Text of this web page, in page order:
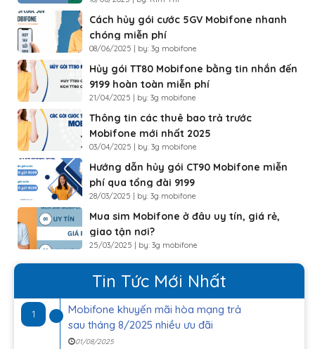
Cách hủy gói cước 5GV Mobifone nhanh
chóng miễn phí
08/06/2025 | by: 3g mobifone
Hủy gói TT80 Mobifone bằng tin nhắn đến
9199 hoàn toàn miễn phí
21/04/2025 | by: 3g mobifone
Thông tin các thuê bao trả trước
Mobifone mới nhất 2025
03/04/2025 | by: 3g mobifone
Hướng dẫn hủy gói CT90 Mobifone miễn
phí qua tổng đài 9199
28/03/2025 | by: 3g mobifone
Mua sim Mobifone ở đâu uy tín, giá rẻ,
giao tận nơi?
25/03/2025 | by: 3g mobifone
Tin Tức Mới Nhất
1
Mobifone khuyến mãi hòa mạng trả
sau tháng 8/2025 nhiều ưu đãi
01/08/2025